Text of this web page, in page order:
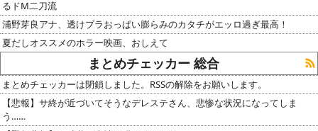
るドM二刀流
浦野芽良アナ、透けブラおっぱい膨らみのカタチがエッロ過ぎ最高！
夏だしオススメのホラー映画、おしえて
まとめチェッカー 総合
まとめチェッカーは閉鎖しました。RSSの解除をお願いします。
【悲報】サ終が近づいてそうなデレステさん、悲惨な状況になってしま
う……